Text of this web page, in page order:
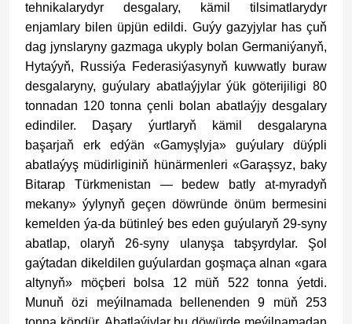
tehnikalarydyr desgalary, kämil tilsimatlarydyr
enjamlary bilen üpjün edildi. Guýy gazyjylar has çuň
dag jynslaryny gazmaga ukyply bolan Germaniýanyň,
Hytaýyň, Russiýa Federasiýasynyň kuwwatly buraw
desgalaryny, guýulary abatlaýjylar ýük göterijiligi 80
tonnadan 120 tonna çenli bolan abatlaýjy desgalary
edindiler. Daşary ýurtlaryň kämil desgalaryna
başarjaň erk edýän «Gamyşlyja» guýulary düýpli
abatlaýyş müdirliginiň hünärmenleri «Garaşsyz, baky
Bitarap Türkmenistan — bedew batly at-myradyň
mekany» ýylynyň geçen döwründe önüm bermesini
kemelden ýa-da bütinleý bes eden guýularyň 29-syny
abatlap, olaryň 26-syny ulanyşa tabşyrdylar. Şol
gaýtadan dikeldilen guýulardan goşmaça alnan «gara
altynyň» möçberi bolsa 12 müň 522 tonna ýetdi.
Munuň özi meýilnamada bellenenden 9 müň 253